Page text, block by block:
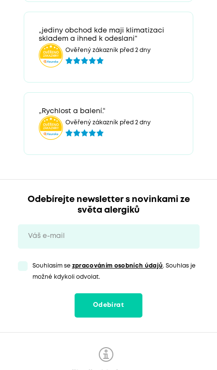
„jediny obchod kde maji klimatizaci
skladem a ihned k odeslani“
Ověřený zákazník před 2 dny
„Rychlost a balení.“
Ověřený zákazník před 2 dny
Odebírejte newsletter s novinkami ze
světa alergiků
Souhlasím se zpracováním osobních údajů. Souhlas je
možné kdykoli odvolat.
Odebírat